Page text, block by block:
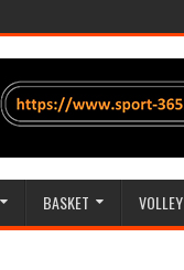
BASKET VOLLEY